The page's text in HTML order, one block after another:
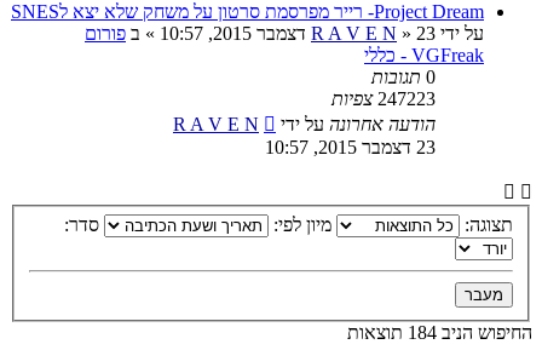
Project Dream- רייר מפרסמת סרטון על משחק שלא יצא לSNES
על ידי
R A V E N » 23 דצמבר 2015, 10:57 » ב פורום
VGFreak - כללי
0 תגובות
247223 צפיות
הודעה אחרונה על ידי
R A V E N
23 דצמבר 2015, 10:57
תצוגה: מיון לפי: סדר:
החיפוש הניב 184 תוצאות